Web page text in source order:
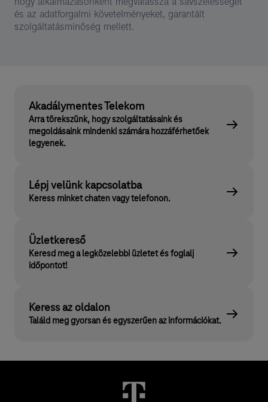
és az adatforgalmi követelményeket, garantált
szolgáltatásminőség mellett.
Akadálymentes Telekom
Arra törekszünk, hogy szolgáltatásaink és
megoldásaink mindenki számára hozzáférhetőek
legyenek.
Lépj velünk kapcsolatba
Keress minket chaten vagy telefonon.
Üzletkereső
Keresd meg a legközelebbi üzletet és foglalj
időpontot!
Keress az oldalon
Találd meg gyorsan és egyszerűen az információkat.